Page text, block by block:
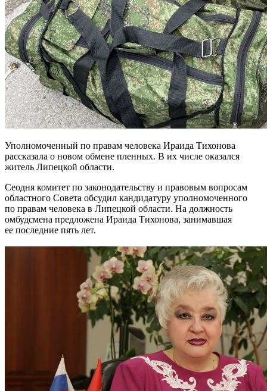
Уполномоченный по правам человека Ираида Тихонова
рассказала о новом обмене пленных. В их числе оказался
житель Липецкой области.
Сеодня комитет по законодательству и правовым вопросам
областного Совета обсудил кандидатуру уполномоченного
по правам человека в Липецкой области. На должность
омбудсмена предложена Ираида Тихонова, занимавшая
ее последние пять лет.